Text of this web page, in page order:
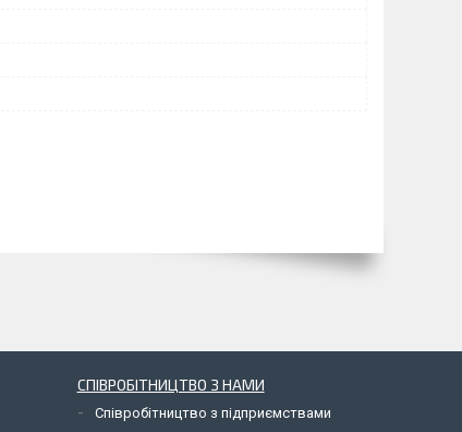
СПІВРОБІТНИЦТВО З НАМИ
Співробітництво з підприємствами